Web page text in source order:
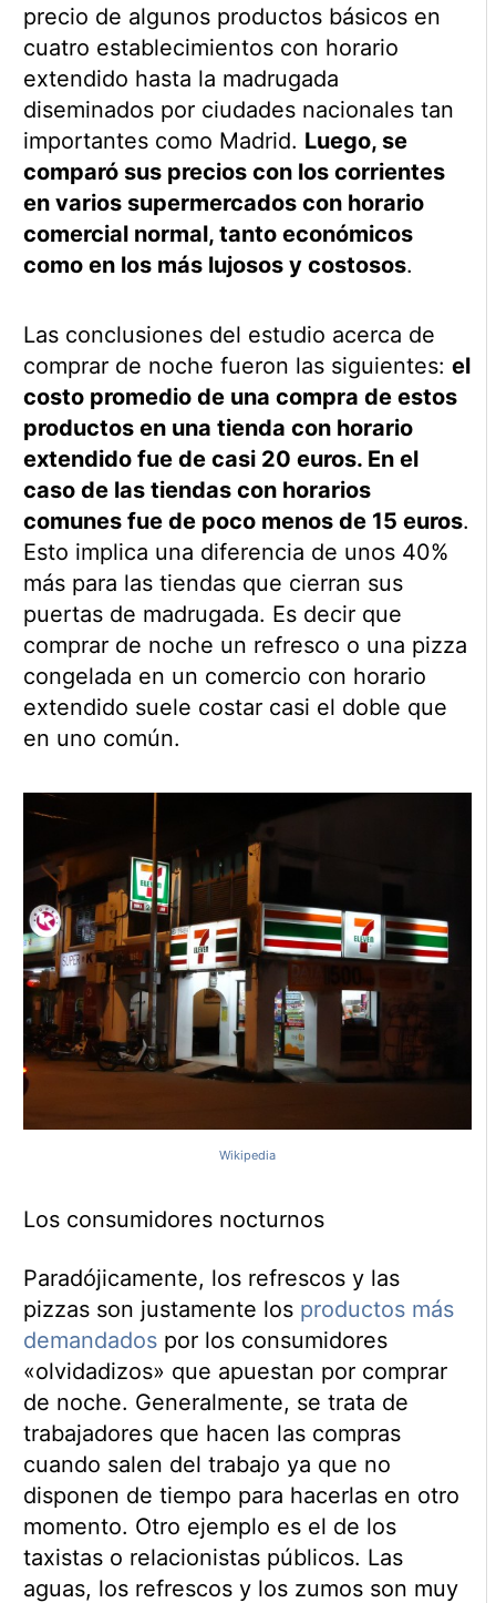
precio de algunos productos básicos en
cuatro establecimientos con horario
extendido hasta la madrugada
diseminados por ciudades nacionales tan
importantes como Madrid. Luego, se
comparó sus precios con los corrientes
en varios supermercados con horario
comercial normal, tanto económicos
como en los más lujosos y costosos.
Las conclusiones del estudio acerca de
comprar de noche fueron las siguientes: el
costo promedio de una compra de estos
productos en una tienda con horario
extendido fue de casi 20 euros. En el
caso de las tiendas con horarios
comunes fue de poco menos de 15 euros.
Esto implica una diferencia de unos 40%
más para las tiendas que cierran sus
puertas de madrugada. Es decir que
comprar de noche un refresco o una pizza
congelada en un comercio con horario
extendido suele costar casi el doble que
en uno común.
Wikipedia
Los consumidores nocturnos
Paradójicamente, los refrescos y las
pizzas son justamente los productos más
demandadospor los consumidores
«olvidadizos» que apuestan por comprar
de noche. Generalmente, se trata de
trabajadores que hacen las compras
cuando salen del trabajo ya que no
disponen de tiempo para hacerlas en otro
momento. Otro ejemplo es el de los
taxistas o relacionistas públicos. Las
aguas, los refrescos y los zumos son muy